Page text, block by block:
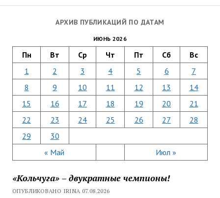
АРХИВ ПУБЛИКАЦИЙ ПО ДАТАМ
ИЮНЬ 2026
Пн Вт Ср Чт Пт Сб Вс
« Май Июл »
1 2 3 4 5 6
7
8
9 10 11 12 13
14
15
16 17 18 19 20
21
22
23 24 25 26 27
28
29
30
«Кольчуга» – двукратные чемпионы!
ОПУБЛИКОВАНО IRINA 07.08.2026